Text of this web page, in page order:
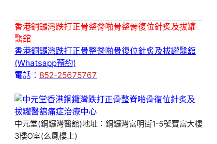
香港銅鑼灣跌打正骨整脊啪骨整骨復位針炙及拔罐
醫舘
香港銅鑼灣跌打正骨整脊啪骨復位針炙及拔罐醫舘
(Whatsapp預約)
電話： 852-25675767
中元堂(銅鑼灣醫舘)地址：銅鑼灣富明街1-5號寶富大樓
3樓O室(么鳳樓上)